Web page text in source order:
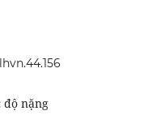
độ nặng